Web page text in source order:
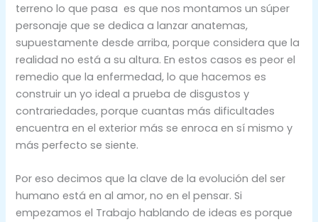
terreno lo que pasa es que nos montamos un súper
personaje que se dedica a lanzar anatemas,
supuestamente desde arriba, porque considera que la
realidad no está a su altura. En estos casos es peor el
remedio que la enfermedad, lo que hacemos es
construir un yo ideal a prueba de disgustos y
contrariedades, porque cuantas más dificultades
encuentra en el exterior más se enroca en sí mismo y
más perfecto se siente.
Por eso decimos que la clave de la evolución del ser
humano está en al amor, no en el pensar. Si
empezamos el Trabajo hablando de ideas es porque